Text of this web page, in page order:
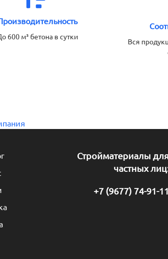
600 м³ бетона в сутки
Вся
Стройматериалы
частных
+7 (9677) 74-91-11